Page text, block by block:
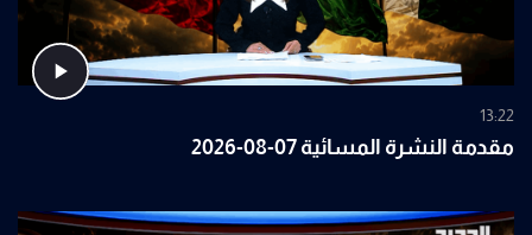
13:22
مقدمة النشرة المسائية 07-08-2026